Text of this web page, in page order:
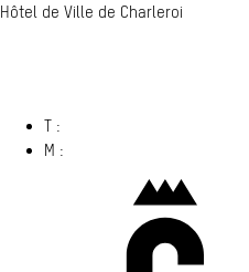
Hôtel de Ville de Charleroi
T :
M :